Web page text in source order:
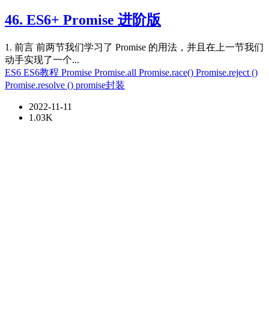
46. ES6+ Promise 进阶版
1. 前言 前两节我们学习了 Promise 的用法，并且在上一节我们
动手实现了一个...
ES6 ES6教程 Promise Promise.all Promise.race() Promise.reject ()
Promise.resolve () promise封装
2022-11-11
1.03K